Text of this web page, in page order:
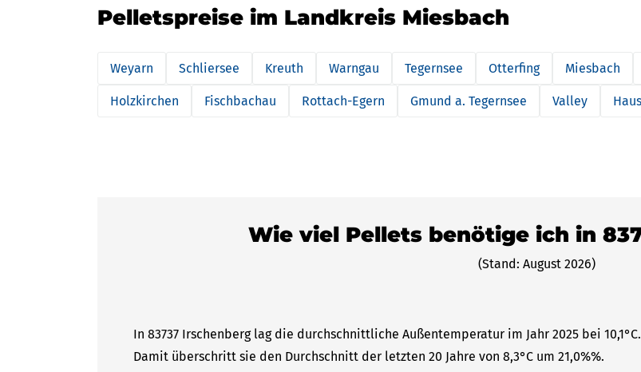
Pelletspreise im Landkreis Miesbach
Weyarn Schliersee Kreuth Warngau Tegernsee Otterfing Miesbach
Holzkirchen Fischbachau Rottach-Egern Gmund a. Tegernsee Valley
Wie viel Pellets benötige ich in
(Stand: August 2026)
In 83737 Irschenberg lag die durchschnittliche Außentemperatur im Jahr 2025 bei 10,1°C.
Damit überschritt sie den Durchschnitt der letzten 20 Jahre von 8,3°C um 21,0%%.